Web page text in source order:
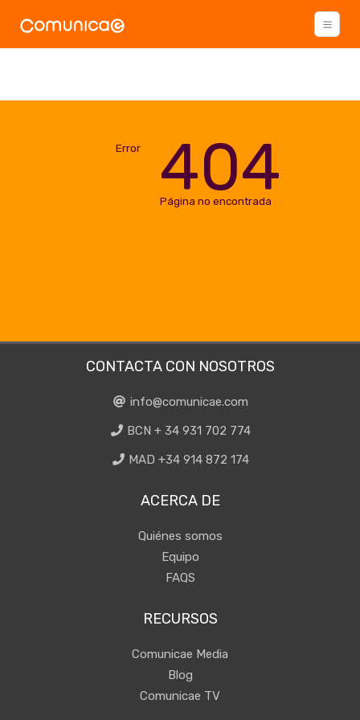
Error 404
Página no encontrada
CONTACTA CON NOSOTROS
info@comunicae.com
BCN + 34 931 702 774
MAD +34 914 872 174
ACERCA DE
Quiénes somos
Equipo
FAQS
RECURSOS
Comunicae Media
Blog
Comunicae TV